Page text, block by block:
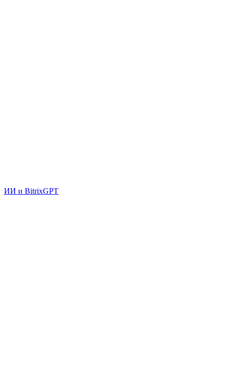
ИИ и BitrixGPT